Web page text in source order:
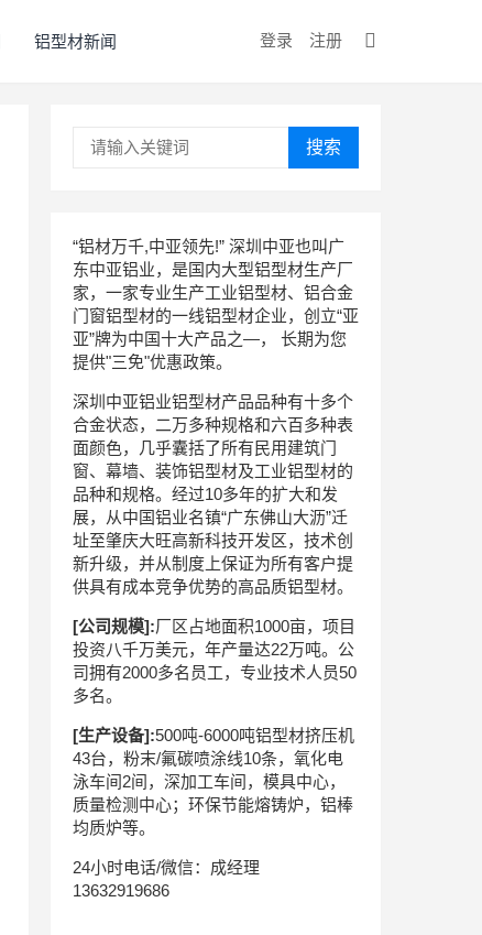
铝型材新闻 登录 注册
搜索
“铝材万千,中亚领先!” 深圳中亚也叫广
东中亚铝业，是国内大型铝型材生产厂
家，一家专业生产工业铝型材、铝合金
门窗铝型材的一线铝型材企业，创立“亚
亚”牌为中国十大产品之—， 长期为您
提供"三免"优惠政策。
深圳中亚铝业铝型材产品品种有十多个
合金状态，二万多种规格和六百多种表
面颜色，几乎囊括了所有民用建筑门
窗、幕墙、装饰铝型材及工业铝型材的
品种和规格。经过10多年的扩大和发
展，从中国铝业名镇“广东佛山大沥”迁
址至肇庆大旺高新科技开发区，技术创
新升级，并从制度上保证为所有客户提
供具有成本竞争优势的高品质铝型材。
[公司规模]:厂区占地面积1000亩，项目
投资八千万美元，年产量达22万吨。公
司拥有2000多名员工，专业技术人员50
多名。
[生产设备]:500吨-6000吨铝型材挤压机
43台，粉末/氟碳喷涂线10条，氧化电
泳车间2间，深加工车间，模具中心，
质量检测中心；环保节能熔铸炉，铝棒
均质炉等。
24小时电话/微信：成经理
13632919686